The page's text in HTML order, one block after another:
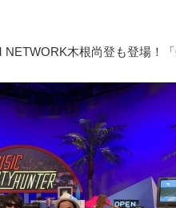
木根尚登も登場！